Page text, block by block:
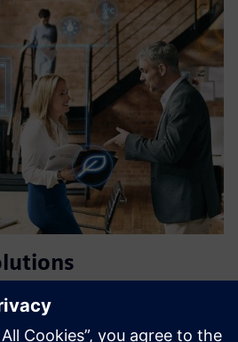
tik tada, kai jie numatyti,